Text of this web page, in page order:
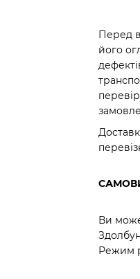
Перед
його
Ви
Режим